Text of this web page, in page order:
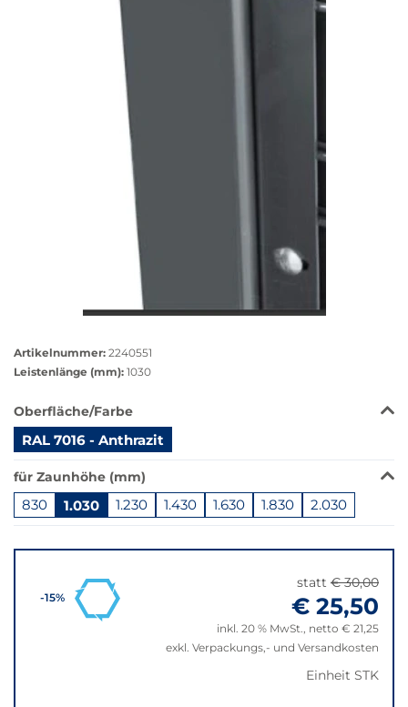
anzeigen
Artikelnummer: 2240551
Leistenlänge (mm): 1030
Das
ist
in
dieser
Variante
nicht
Bei
wechselt
Oberfläche/Farbe
RAL 7016 - Anthrazit
für Zaunhöhe (mm)
830 1.030 1.230 1.430 1.630 1.830 2.030
zu
zurücksetzen"
-15%
statt € 30,00
€ 25,50
inkl. 20 % MwSt., netto € 21,25
exkl. Verpackungs,- und Versandkosten
Einheit STK